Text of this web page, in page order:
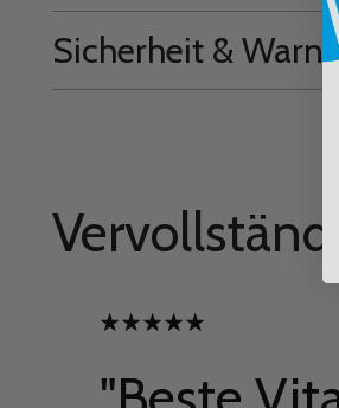
Sicherheit &